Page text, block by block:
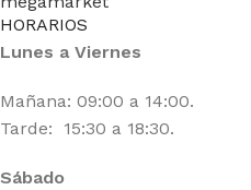
HORARIOS
Lunes a Viernes
Mañana: 09:00 a 14:00.
Tarde: 15:30 a 18:30.
Sábado